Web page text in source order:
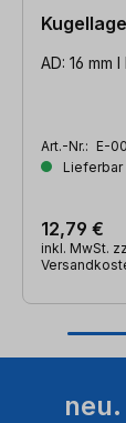
Art.-Nr.: E-
Lieferbar
12,79 €
inkl. MwSt.